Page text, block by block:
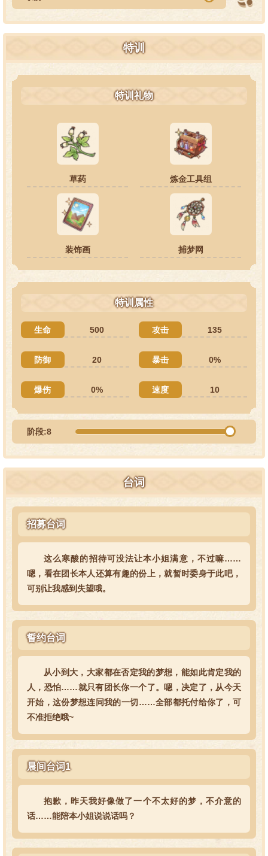
特训
特训礼物
草药 炼金工具组
装饰画 捕梦网
特训属性
生命 500 攻击 135
防御 20 暴击 0%
爆伤 0% 速度 10
阶段:8
台词
招募台词
这么寒酸的招待可没法让本小姐满意，不过嘛……
嗯，看在团长本人还算有趣的份上，就暂时委身于此吧，
可别让我感到失望哦。
誓约台词
从小到大，大家都在否定我的梦想，能如此肯定我的
人，恐怕……就只有团长你一个了。嗯，决定了，从今天
开始，这份梦想连同我的一切……全部都托付给你了，可
不准拒绝哦~
晨间台词1
抱歉，昨天我好像做了一个不太好的梦，不介意的
话……能陪本小姐说说话吗？